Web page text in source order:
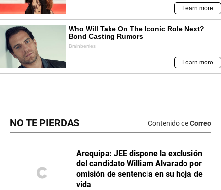
NO TE PIERDAS Contenido deCorreo
​Arequipa: JEE dispone la exclusión
del candidato William Alvarado por
omisión de sentencia en su hoja de
vida